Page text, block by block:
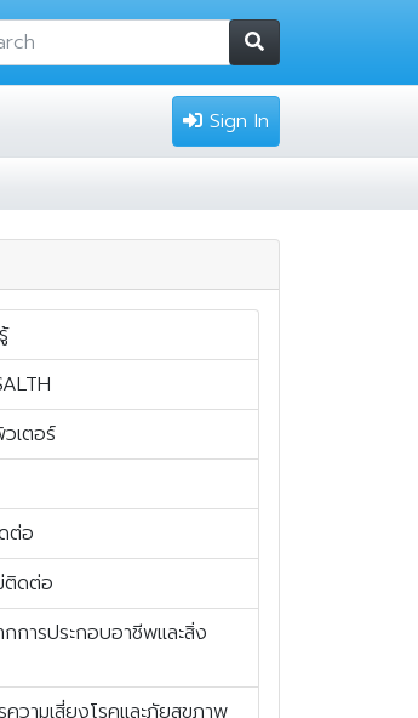
Sign In
เตอร์
ต่อ
ติดต่อ
การประกอบอาชีพและสิ่ง